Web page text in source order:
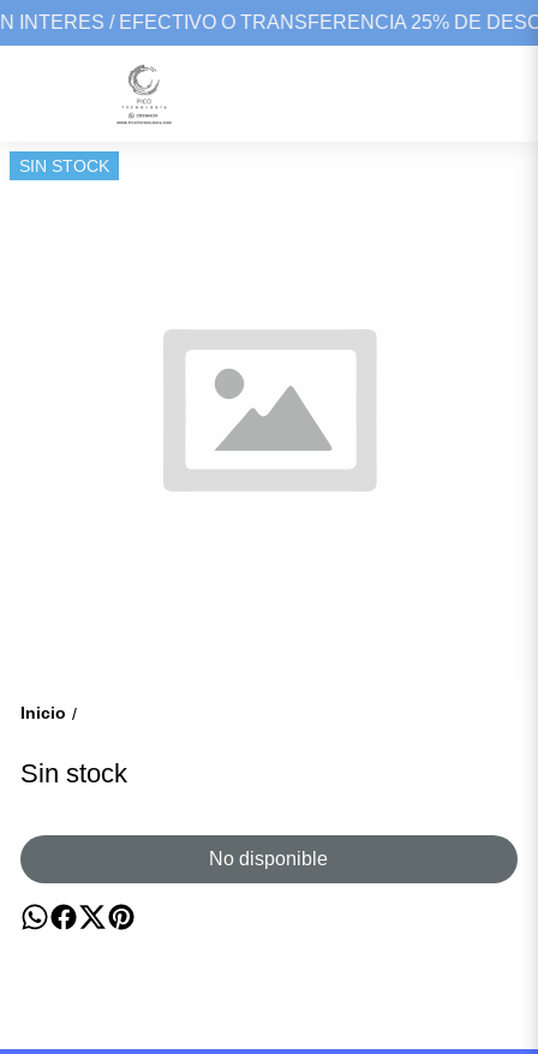
INTERES / EFECTIVO O TRANSFERENCIA 25% DE
SIN STOCK
Inicio /
Sin stock
No disponible